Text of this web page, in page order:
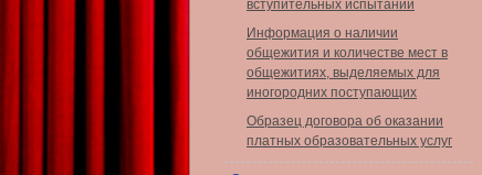
вступительных испытаний
Информация о наличии
общежития и количестве мест в
общежитиях, выделяемых для
иногородних поступающих
Образец договора об оказании
платных образовательных услуг